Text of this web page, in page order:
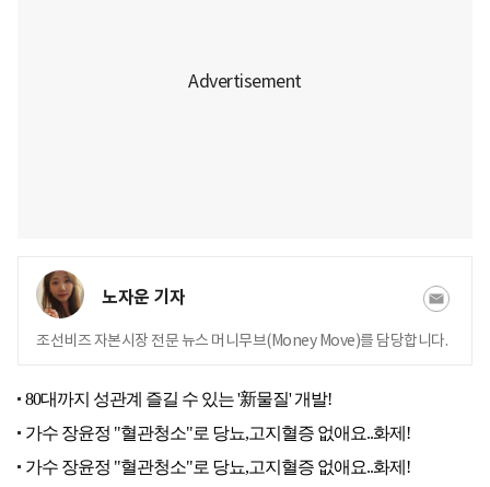
노자운 기자
조선비즈 자본시장 전문 뉴스 머니무브(Money Move)를 담당합니다.